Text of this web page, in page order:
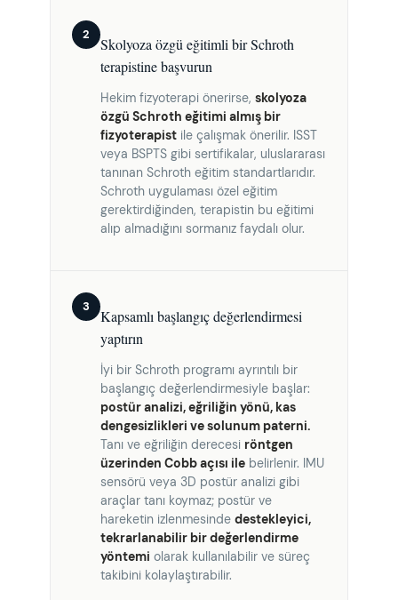
2
Skolyoza özgü eğitimli bir Schroth
terapistine başvurun
Hekim fizyoterapi önerirse, skolyoza
özgü Schroth eğitimi almış bir
fizyoterapist ile çalışmak önerilir. ISST
veya BSPTS gibi sertifikalar, uluslararası
tanınan Schroth eğitim standartlarıdır.
Schroth uygulaması özel eğitim
gerektirdiğinden, terapistin bu eğitimi
alıp almadığını sormanız faydalı olur.
3
Kapsamlı başlangıç değerlendirmesi
yaptırın
İyi bir Schroth programı ayrıntılı bir
başlangıç değerlendirmesiyle başlar:
postür analizi, eğriliğin yönü, kas
dengesizlikleri ve solunum paterni.
Tanı ve eğriliğin derecesi röntgen
üzerinden Cobb açısı ile belirlenir. IMU
sensörü veya 3D postür analizi gibi
araçlar tanı koymaz; postür ve
hareketin izlenmesinde destekleyici,
tekrarlanabilir bir değerlendirme
yöntemi olarak kullanılabilir ve süreç
takibini kolaylaştırabilir.